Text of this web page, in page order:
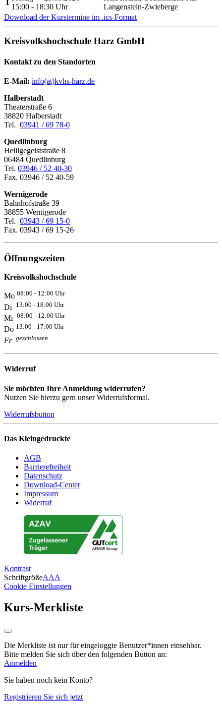
1
15:00 - 18:30 Uhr
Langenstein-Zwieberge
Download der Kurstermine im .ics-Format
Kreisvolkshochschule Harz GmbH
Kontakt zu den Standorten
E-Mail: info(at)kvhs-harz.de
Halberstadt
Theaterstraße 6
38820 Halberstadt
Tel. 03941 / 69 78-0
Quedlinburg
Heiligegeiststraße 8
06484 Quedlinburg
Tel. 03946 / 52 40-30
Fax. 03946 / 52 40-59
Wernigerode
Bahnhofstraße 39
38855 Wernigerode
Tel. 03943 / 69 15-0
Fax. 03943 / 69 15-26
Öffnungszeiten
Kreisvolkshochschule
Mo 08:00 - 12:00 Uhr
Di 13:00 - 18:00 Uhr
Mi 08:00 - 12:00 Uhr
Do 13:00 - 17:00 Uhr
Fr geschlossen
Widerruf
Sie möchten Ihre Anmeldung widerrufen?
Nutzen Sie hierzu gern unser Widerrufsformal.
Widerrufsbutton
Das Kleingedruckte
AGB
Barrierefreiheit
Datenschutz
Download-Center
Impressum
Widerruf
Kontrast
SchriftgrößeAAA
Cookie Einstellungen
Kurs-Merkliste
Die Merkliste ist nur für eingeloggte Benutzer*innen einsehbar.
Bitte melden Sie sich über den folgenden Button an:
Anmelden
Sie haben noch kein Konto?
Registrieren Sie sich jetzt